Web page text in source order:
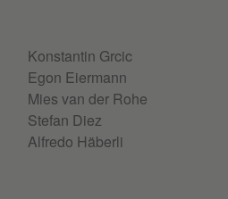
Konstantin Grcic
Egon Eiermann
Mies van der Rohe
Stefan Diez
Alfredo Häberli